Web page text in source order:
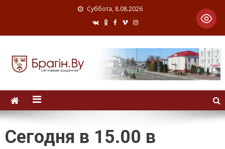
Суббота, 8.08.2026
Сегодня в 15.00 в